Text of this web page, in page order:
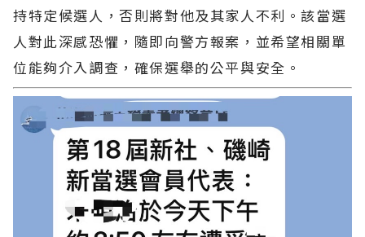
持特定候選人，否則將對他及其家人不利。該當選
人對此深感恐懼，隨即向警方報案，並希望相關單
位能夠介入調查，確保選舉的公平與安全。